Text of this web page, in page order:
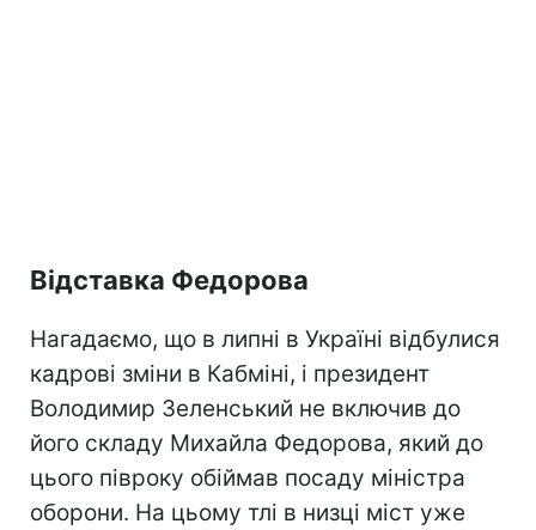
Відставка Федорова
Нагадаємо, що в липні в Україні відбулися
кадрові зміни в Кабміні, і президент
Володимир Зеленський не включив до
його складу Михайла Федорова, який до
цього півроку обіймав посаду міністра
оборони. На цьому тлі в низці міст уже